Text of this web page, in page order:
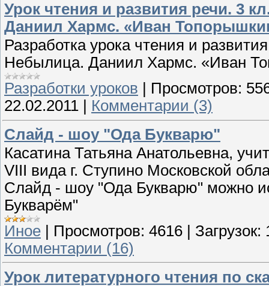
Урок чтения и развития речи. 3
Даниил Хармс. «Иван
Разработка урока чтения и
Небылица. Даниил Хармс. «Иван
Разработки уроков
Просмотров:
22.02.2011
Комментарии (3)
Слайд - шоу "Ода Букварю"
Касатина Татьяна Анатольевна,
VIII вида г. Ступино Московской
Слайд - шоу "Ода Букварю" можно
Букварём"
Иное
Просмотров: 4616 Загрузок:
Комментарии (16)
Урок литературного чтения по